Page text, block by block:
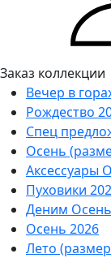
Заказ коллекции
Вечер в
Рождество
Спец
Осень
Аксессуары
Пуховики
Деним
Осень 2026
Лето